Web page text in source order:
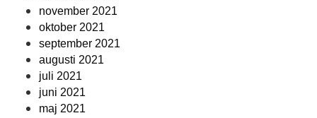
november 2021
oktober 2021
september 2021
augusti 2021
juli 2021
juni 2021
maj 2021